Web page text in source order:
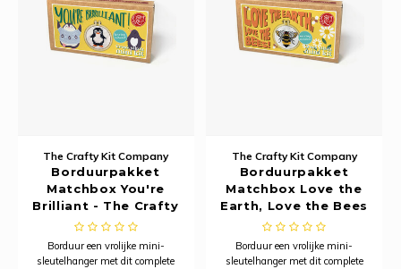
The Crafty Kit Company
Borduurpakket
Matchbox You're
Brilliant - The Crafty
Kit Company
Borduur een vrolijke mini-
sleutelhanger met dit complete
The Crafty Kit Company
Borduurpakket
Matchbox Love the
Earth, Love the Bees
- The Crafty Kit
Company
Borduur een vrolijke mini-
sleutelhanger met dit complete